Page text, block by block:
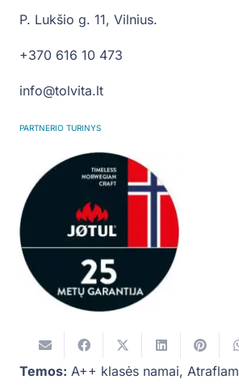
P. Lukšio g. 11, Vilnius.
+370 616 10 473
info@tolvita.lt
PARTNERIO TURINYS
Temos: A++ klasės namai, Atraflam